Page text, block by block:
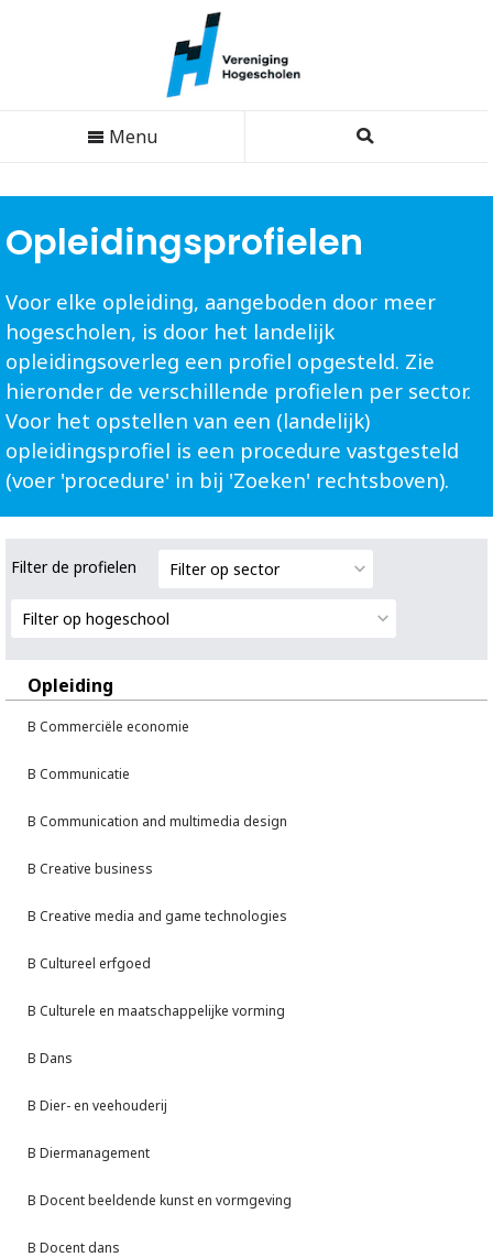
Menu
Opleidingsprofielen
Voor elke opleiding, aangeboden door meer
hogescholen, is door het landelijk
opleidingsoverleg een profiel opgesteld. Zie
hieronder de verschillende profielen per sector.
Voor het opstellen van een (landelijk)
opleidingsprofiel is een procedure vastgesteld
(voer 'procedure' in bij 'Zoeken' rechtsboven).
Filter de profielen Filter op sector
Filter op hogeschool
Opleiding
B Commerciële economie
B Communicatie
B Communication and multimedia design
B Creative business
B Creative media and game technologies
B Cultureel erfgoed
B Culturele en maatschappelijke vorming
B Dans
B Dier- en veehouderij
B Diermanagement
B Docent beeldende kunst en vormgeving
B Docent dans